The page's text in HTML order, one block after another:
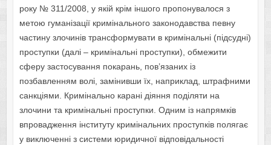
року № 311/2008, у якій крім іншого пропонувалося з
метою гуманізації кримінального законодавства певну
частину злочинів трансформувати в кримінальні (підсудні)
проступки (далі – кримінальні проступки), обмежити
сферу застосування покарань, пов’язаних із
позбавленням волі, замінивши їх, наприклад, штрафними
санкціями. Кримінально карані діяння поділяти на
злочини та кримінальні проступки. Одним із напрямків
впровадження інституту кримінальних проступків полягає
у виключенні з системи юридичної відповідальності